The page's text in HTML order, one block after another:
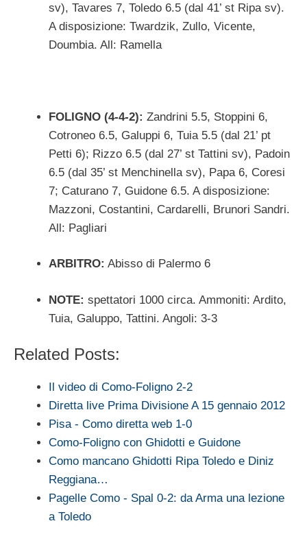
sv), Tavares 7, Toledo 6.5 (dal 41’ st Ripa sv).
A disposizione: Twardzik, Zullo, Vicente,
Doumbia. All: Ramella
FOLIGNO (4-4-2): Zandrini 5.5, Stoppini 6,
Cotroneo 6.5, Galuppi 6, Tuia 5.5 (dal 21’ pt
Petti 6); Rizzo 6.5 (dal 27’ st Tattini sv), Padoin
6.5 (dal 35’ st Menchinella sv), Papa 6, Coresi
7; Caturano 7, Guidone 6.5. A disposizione:
Mazzoni, Costantini, Cardarelli, Brunori Sandri.
All: Pagliari
ARBITRO: Abisso di Palermo 6
NOTE: spettatori 1000 circa. Ammoniti: Ardito,
Tuia, Galuppo, Tattini. Angoli: 3-3
Related Posts:
Il video di Como-Foligno 2-2
Diretta live Prima Divisione A 15 gennaio 2012
Pisa - Como diretta web 1-0
Como-Foligno con Ghidotti e Guidone
Como mancano Ghidotti Ripa Toledo e Diniz
Reggiana…
Pagelle Como - Spal 0-2: da Arma una lezione
a Toledo